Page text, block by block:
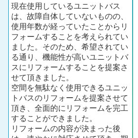
現在使用しているユニットバス
は、故障自体していないものの、
使用年数が経っていたことからリ
フォームすることを考えられてい
ました。そのため、希望されてい
る通り、機能性が高いユニットバ
スにリフォームすることを提案さ
せて頂きました。
空間を無駄なく使用できるユニッ
トバスのリフォームを提案させて
頂き、全面的にリフォームを完工
することができました。
リフォームの内容が決まった後